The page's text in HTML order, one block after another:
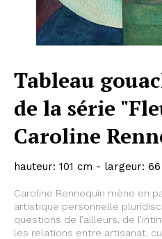
Tableau
de la série
Caroline
hauteur: 101 cm - largeur:
Caroline Rennequin mène en
artistique personnelle
questions de l’ailleurs, de
les relations entre artisanat,